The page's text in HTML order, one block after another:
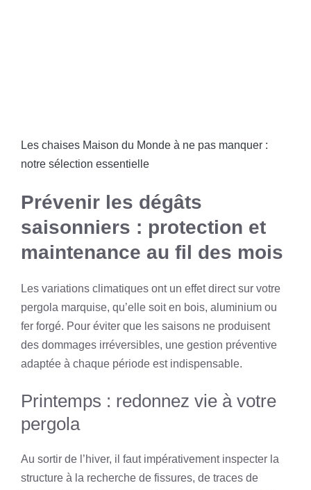
Les chaises Maison du Monde à ne pas manquer :
notre sélection essentielle
Prévenir les dégâts
saisonniers : protection et
maintenance au fil des mois
Les variations climatiques ont un effet direct sur votre
pergola marquise, qu’elle soit en bois, aluminium ou
fer forgé. Pour éviter que les saisons ne produisent
des dommages irréversibles, une gestion préventive
adaptée à chaque période est indispensable.
Printemps : redonnez vie à votre
pergola
Au sortir de l’hiver, il faut impérativement inspecter la
structure à la recherche de fissures, de traces de